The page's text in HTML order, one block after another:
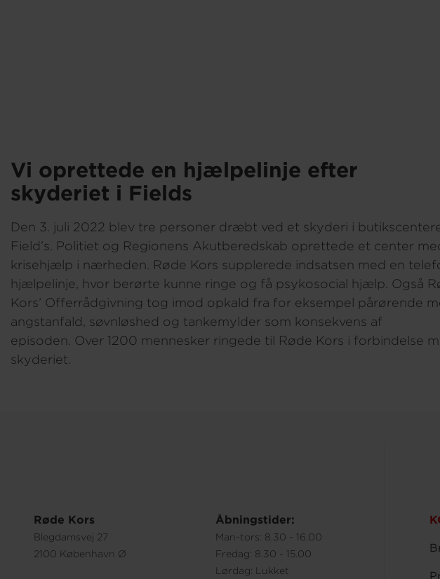
Vi oprettede en hjælpelinje efter
skyderiet i Fields
Den 3. juli 2022 blev tre personer dræbt ved et skyderi i
Field’s. Politiet og Regionens Akutberedskab oprettede et center
krisehjælp i nærheden. Røde Kors supplerede indsatsen med en
hjælpelinje, hvor berørte kunne ringe og få psykosocial hjælp. Også
Kors’ Offerrådgivning tog imod opkald fra for eksempel pårørende
angstanfald, søvnløshed og tankemylder som konsekvens af
episoden. Over 1200 mennesker ringede til Røde Kors i forbindelse
skyderiet.
Røde Kors
Blegdamsvej 27
2100 København Ø
Åbningstider:
Man-tors: 8.30 - 16.00
Fredag: 8.30 - 15.00
Lørdag: Lukket